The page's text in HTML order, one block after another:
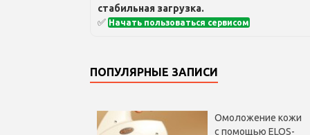
стабильная загрузка.
✅ Начать пользоваться сервисом
ПОПУЛЯРНЫЕ ЗАПИСИ
Омоложение кожи
с помощью ELOS-